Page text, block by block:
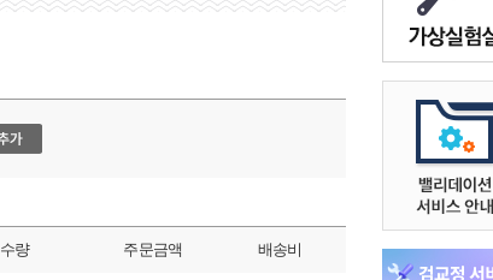
수량 주문금액 배송비